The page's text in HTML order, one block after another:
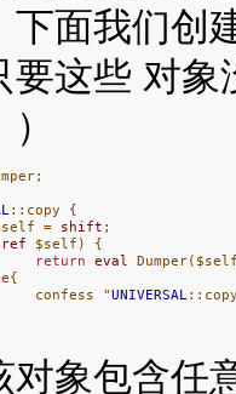
下面我们创
这些 对象
::copy {
= shift ;
ref $self) {
return
eval
{
confess "
UNIVERSAL
对象包含任